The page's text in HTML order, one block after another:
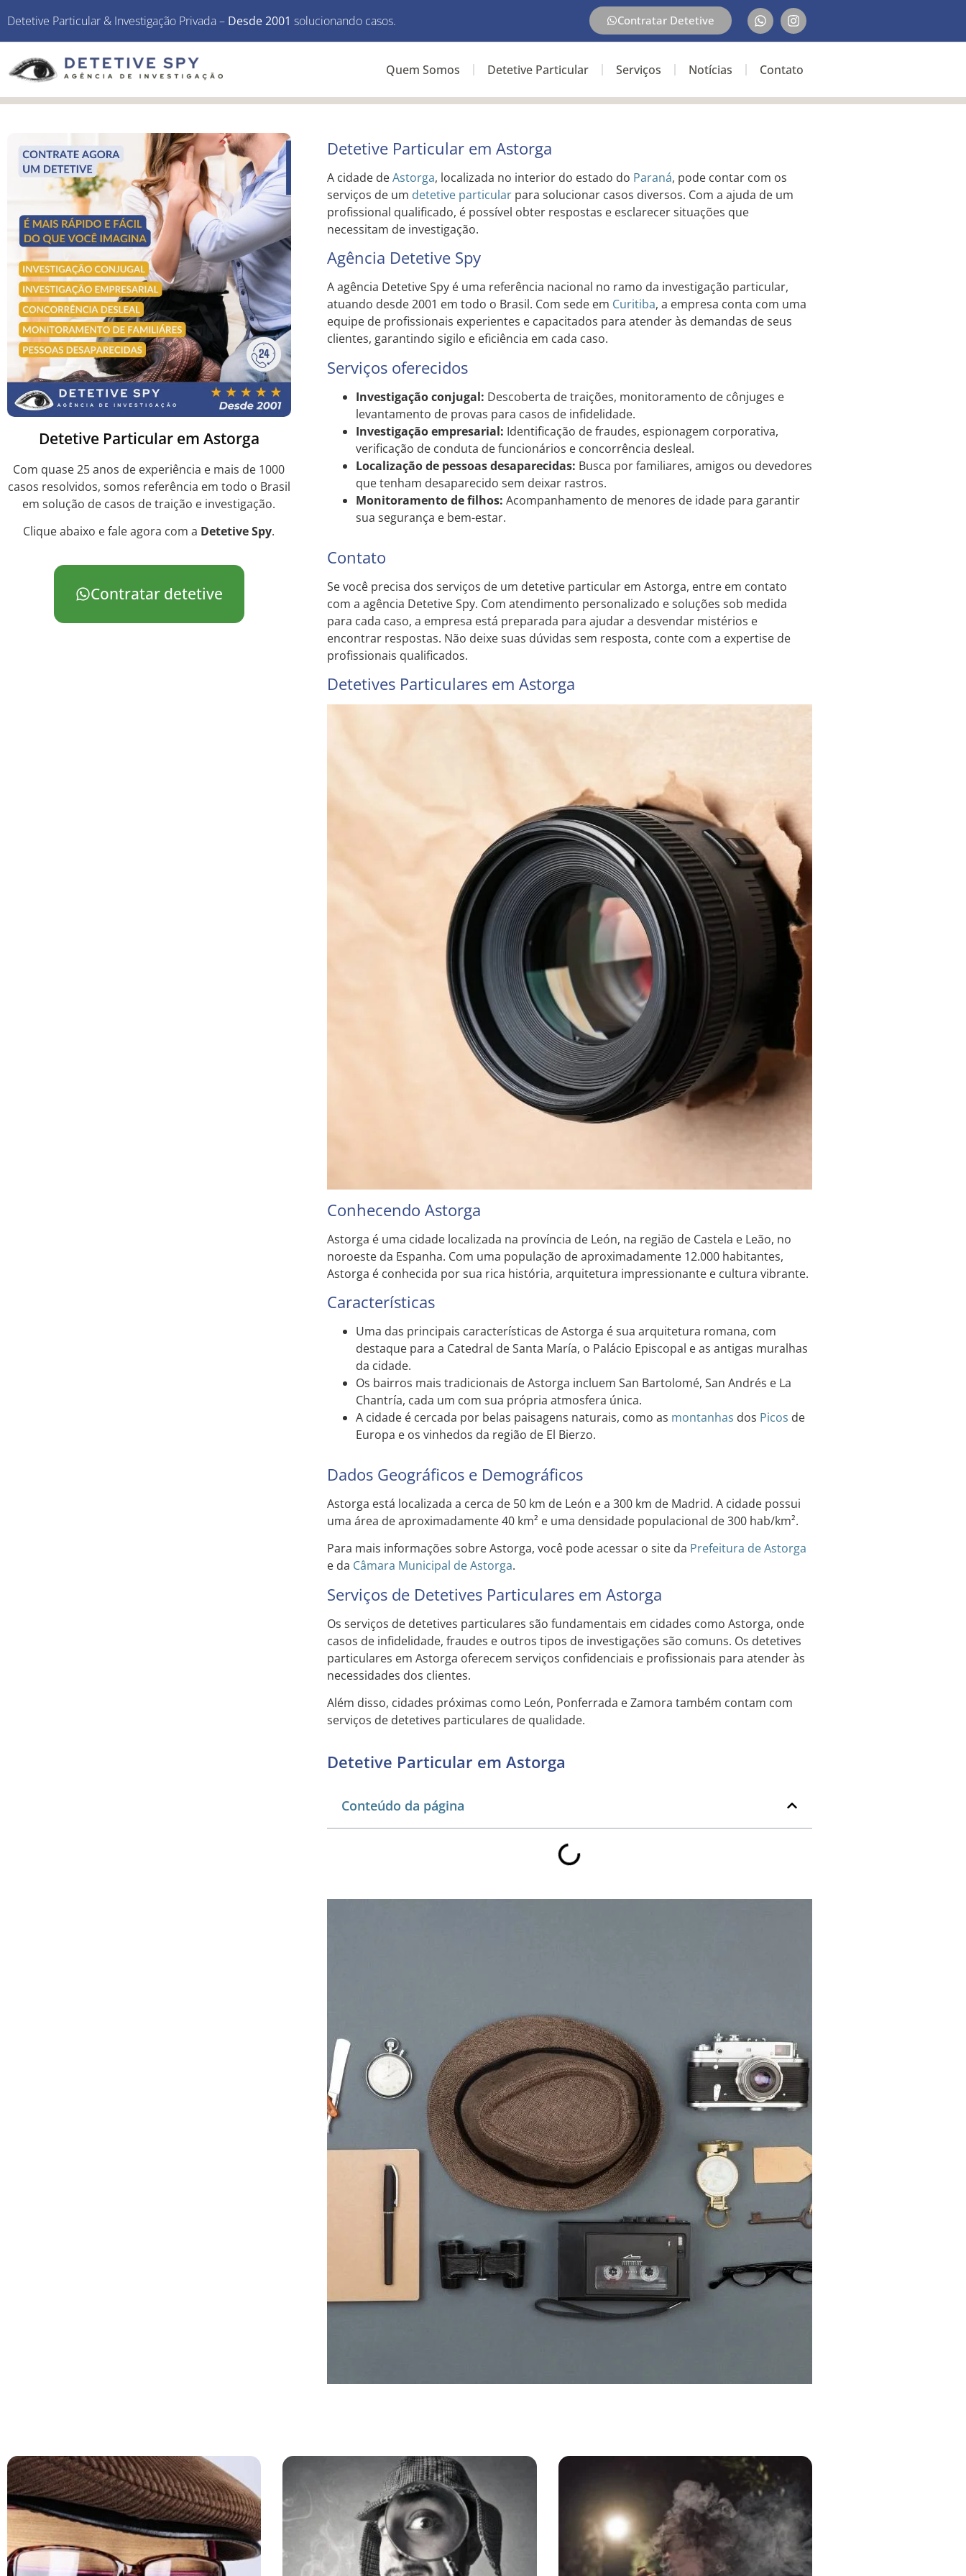
Detetive Particular & Investigação Privada – Desde 2001 solucionando casos. Contratar Detetive
Quem Somos Detetive Particular Serviços Notícias Contato
Detetive Particular em Astorga
Com quase 25 anos de experiência e mais de 1000
casos resolvidos, somos referência em todo o Brasil
em solução de casos de traição e investigação.
Clique abaixo e fale agora com a Detetive Spy.
Contratar detetive
Detetive Particular em Astorga
A cidade deAstorga, localizada no interior do estado do Paraná, pode contar com os
serviços de um detetive particularpara solucionar casos diversos. Com a ajuda de um
profissional qualificado, é possível obter respostas e esclarecer situações que
necessitam de investigação.
Agência Detetive Spy
A agência Detetive Spy é uma referência nacional no ramo da investigação particular,
atuando desde 2001 em todo o Brasil. Com sede em Curitiba, a empresa conta com uma
equipe de profissionais experientes e capacitados para atender às demandas de seus
clientes, garantindo sigilo e eficiência em cada caso.
Serviços oferecidos
Investigação conjugal: Descoberta de traições, monitoramento de cônjuges e
levantamento de provas para casos de infidelidade.
Investigação empresarial: Identificação de fraudes, espionagem corporativa,
verificação de conduta de funcionários e concorrência desleal.
Localização de pessoas desaparecidas: Busca por familiares, amigos ou devedores
que tenham desaparecido sem deixar rastros.
Monitoramento de filhos: Acompanhamento de menores de idade para garantir
sua segurança e bem-estar.
Contato
Se você precisa dos serviços de um detetive particular em Astorga, entre em contato
com a agência Detetive Spy. Com atendimento personalizado e soluções sob medida
para cada caso, a empresa está preparada para ajudar a desvendar mistérios e
encontrar respostas. Não deixe suas dúvidas sem resposta, conte com a expertise de
profissionais qualificados.
Detetives Particulares em Astorga
Conhecendo Astorga
Astorga é uma cidade localizada na província de León, na região de Castela e Leão, no
noroeste da Espanha. Com uma população de aproximadamente 12.000 habitantes,
Astorga é conhecida por sua rica história, arquitetura impressionante e cultura vibrante.
Características
Uma das principais características de Astorga é sua arquitetura romana, com
destaque para a Catedral de Santa María, o Palácio Episcopal e as antigas muralhas
da cidade.
Os bairros mais tradicionais de Astorga incluem San Bartolomé, San Andrés e La
Chantría, cada um com sua própria atmosfera única.
A cidade é cercada por belas paisagens naturais, como as montanhas dos Picos de
Europa e os vinhedos da região de El Bierzo.
Dados Geográficos e Demográficos
Astorga está localizada a cerca de 50 km de León e a 300 km de Madrid. A cidade possui
uma área de aproximadamente 40 km² e uma densidade populacional de 300 hab/km².
Para mais informações sobre Astorga, você pode acessar o site da Prefeitura de Astorga
e da Câmara Municipal de Astorga.
Serviços de Detetives Particulares em Astorga
Os serviços de detetives particulares são fundamentais em cidades como Astorga, onde
casos de infidelidade, fraudes e outros tipos de investigações são comuns. Os detetives
particulares em Astorga oferecem serviços confidenciais e profissionais para atender às
necessidades dos clientes.
Além disso, cidades próximas como León, Ponferrada e Zamora também contam com
serviços de detetives particulares de qualidade.
Detetive Particular em Astorga
Conteúdo da página